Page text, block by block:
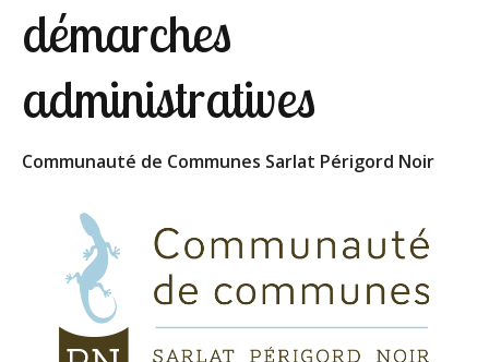
démarches
administratives
Communauté de Communes Sarlat Périgord Noir